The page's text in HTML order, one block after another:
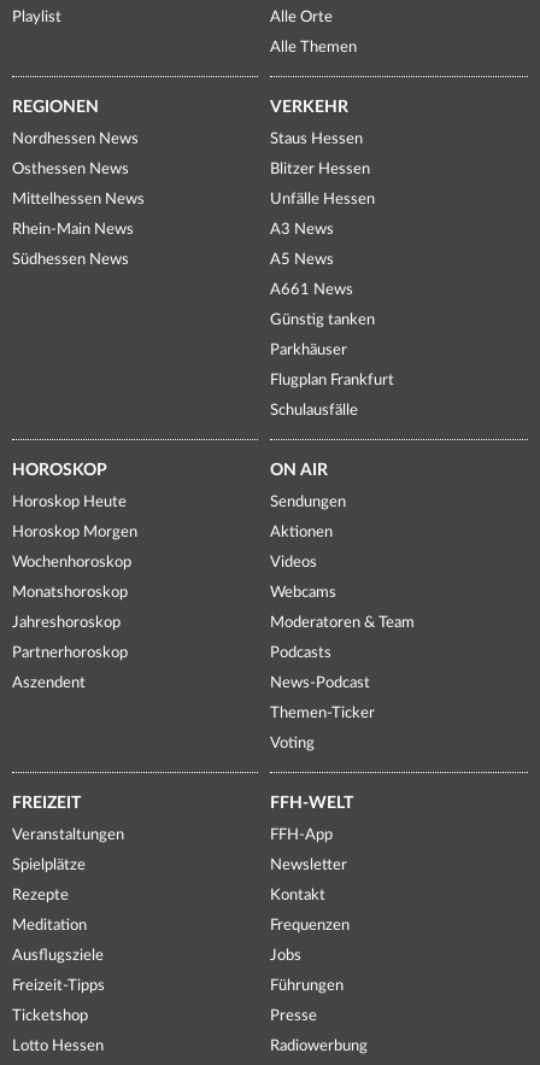
Playlist
Alle Orte
Alle Themen
REGIONEN
Nordhessen News
Osthessen News
Mittelhessen News
Rhein-Main News
Südhessen News
VERKEHR
Staus Hessen
Blitzer Hessen
Unfälle Hessen
A3 News
A5 News
A661 News
Günstig tanken
Parkhäuser
Flugplan Frankfurt
Schulausfälle
HOROSKOP
Horoskop Heute
Horoskop Morgen
Wochenhoroskop
Monatshoroskop
Jahreshoroskop
Partnerhoroskop
Aszendent
ON AIR
Sendungen
Aktionen
Videos
Webcams
Moderatoren & Team
Podcasts
News-Podcast
Themen-Ticker
Voting
FREIZEIT
Veranstaltungen
Spielplätze
Rezepte
Meditation
Ausflugsziele
Freizeit-Tipps
Ticketshop
Lotto Hessen
FFH-WELT
FFH-App
Newsletter
Kontakt
Frequenzen
Jobs
Führungen
Presse
Radiowerbung